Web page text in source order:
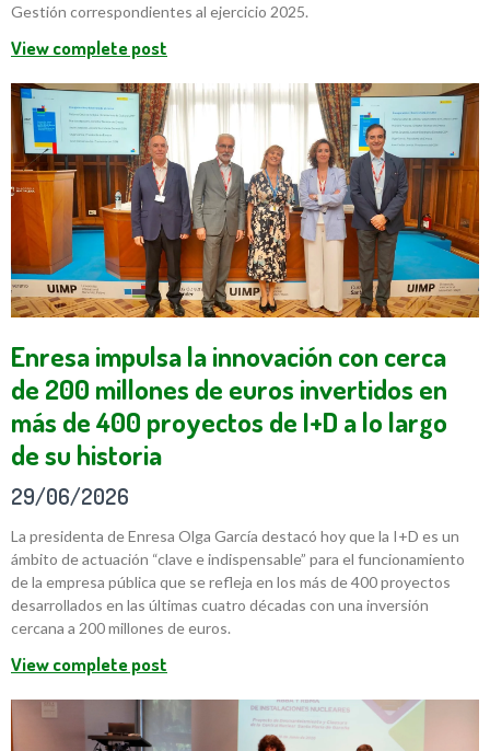
Gestión correspondientes al ejercicio 2025.
View complete post
Enresa impulsa la innovación con cerca
de 200 millones de euros invertidos en
más de 400 proyectos de I+D a lo largo
de su historia
29/06/2026
La presidenta de Enresa Olga García destacó hoy que la I+D es un
ámbito de actuación “clave e indispensable” para el funcionamiento
de la empresa pública que se refleja en los más de 400 proyectos
desarrollados en las últimas cuatro décadas con una inversión
cercana a 200 millones de euros.
View complete post